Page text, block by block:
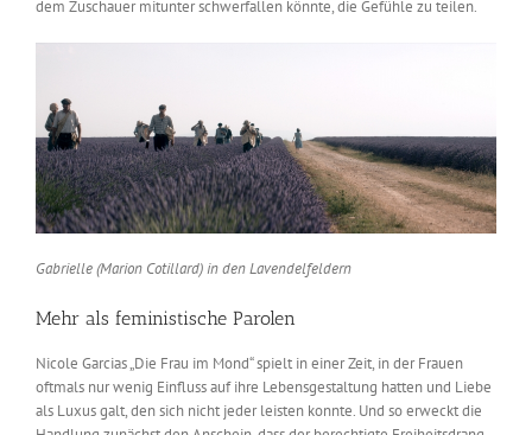
dem Zuschauer mitunter schwerfallen könnte, die Gefühle zu teilen.
Gabrielle (Marion Cotillard) in den Lavendelfeldern
Mehr als feministische Parolen
Nicole Garcias „Die Frau im Mond“ spielt in einer Zeit, in der Frauen
oftmals nur wenig Einfluss auf ihre Lebensgestaltung hatten und Liebe
als Luxus galt, den sich nicht jeder leisten konnte. Und so erweckt die